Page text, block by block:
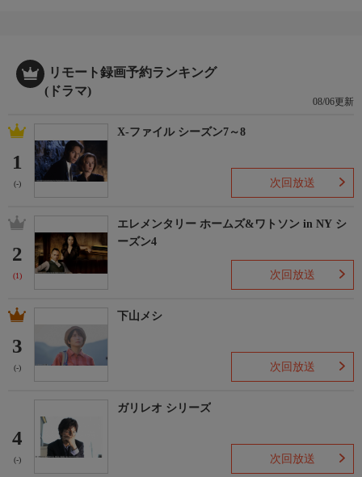
リモート録画予約ランキング
(ドラマ)
08/06更新
1
(-)
X-ファイル シーズン7～8
次回放送
2
(1)
エレメンタリー ホームズ&ワトソン in NY シ
ーズン4
次回放送
3
(-)
下山メシ
次回放送
4
(-)
ガリレオ シリーズ
次回放送